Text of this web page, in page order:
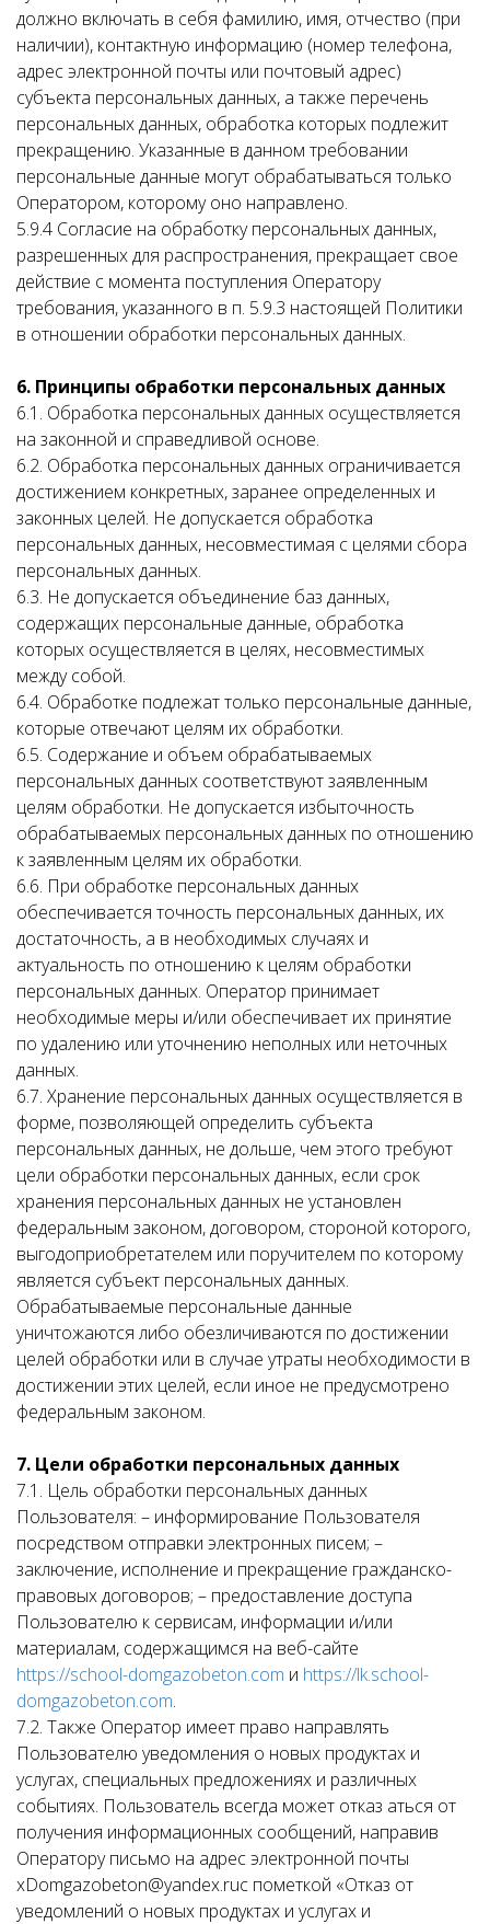
должно включать в себя фамилию, имя, отчество (при
наличии), контактную информацию (номер телефона,
адрес электронной почты или почтовый адрес)
субъекта персональных данных, а также перечень
персональных данных, обработка которых подлежит
прекращению. Указанные в данном требовании
персональные данные могут обрабатываться только
Оператором, которому оно направлено.
5.9.4 Согласие на обработку персональных данных,
разрешенных для распространения, прекращает свое
действие с момента поступления Оператору
требования, указанного в п. 5.9.3 настоящей Политики
в отношении обработки персональных данных.
6. Принципы обработки персональных данных
6.1. Обработка персональных данных осуществляется
на законной и справедливой основе.
6.2. Обработка персональных данных ограничивается
достижением конкретных, заранее определенных и
законных целей. Не допускается обработка
персональных данных, несовместимая с целями сбора
персональных данных.
6.3. Не допускается объединение баз данных,
содержащих персональные данные, обработка
которых осуществляется в целях, несовместимых
между собой.
6.4. Обработке подлежат только персональные данные,
которые отвечают целям их обработки.
6.5. Содержание и объем обрабатываемых
персональных данных соответствуют заявленным
целям обработки. Не допускается избыточность
обрабатываемых персональных данных по отношению
к заявленным целям их обработки.
6.6. При обработке персональных данных
обеспечивается точность персональных данных, их
достаточность, а в необходимых случаях и
актуальность по отношению к целям обработки
персональных данных. Оператор принимает
необходимые меры и/или обеспечивает их принятие
по удалению или уточнению неполных или неточных
данных.
6.7. Хранение персональных данных осуществляется в
форме, позволяющей определить субъекта
персональных данных, не дольше, чем этого требуют
цели обработки персональных данных, если срок
хранения персональных данных не установлен
федеральным законом, договором, стороной которого,
выгодоприобретателем или поручителем по которому
является субъект персональных данных.
Обрабатываемые персональные данные
уничтожаются либо обезличиваются по достижении
целей обработки или в случае утраты необходимости в
достижении этих целей, если иное не предусмотрено
федеральным законом.
7. Цели обработки персональных данных
7.1. Цель обработки персональных данных
Пользователя: – информирование Пользователя
посредством отправки электронных писем; –
заключение, исполнение и прекращение гражданско-
правовых договоров; – предоставление доступа
Пользователю к сервисам, информации и/или
материалам, содержащимся на веб-сайте
https://school-domgazobeton.com и https://lk.school-
domgazobeton.com.
7.2. Также Оператор имеет право направлять
Пользователю уведомления о новых продуктах и
услугах, специальных предложениях и различных
событиях. Пользователь всегда может отказ аться от
получения информационных сообщений, направив
Оператору письмо на адрес электронной почты
xDomgazobeton@yandex.ruс пометкой «Отказ от
уведомлений о новых продуктах и услугах и